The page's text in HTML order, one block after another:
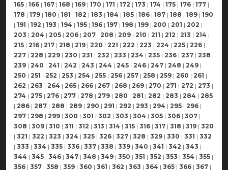
165 | 166 | 167 | 168 | 169 | 170 | 171 | 172 | 173 | 174 | 175 | 176 | 177 |
178 | 179 | 180 | 181 | 182 | 183 | 184 | 185 | 186 | 187 | 188 | 189 | 190
| 191 | 192 | 193 | 194 | 195 | 196 | 197 | 198 | 199 | 200 | 201 | 202 |
203 | 204 | 205 | 206 | 207 | 208 | 209 | 210 | 211 | 212 | 213 | 214 |
215 | 216 | 217 | 218 | 219 | 220 | 221 | 222 | 223 | 224 | 225 | 226 |
227 | 228 | 229 | 230 | 231 | 232 | 233 | 234 | 235 | 236 | 237 | 238 |
239 | 240 | 241 | 242 | 243 | 244 | 245 | 246 | 247 | 248 | 249 |
250 | 251 | 252 | 253 | 254 | 255 | 256 | 257 | 258 | 259 | 260 | 261 |
262 | 263 | 264 | 265 | 266 | 267 | 268 | 269 | 270 | 271 | 272 | 273 |
274 | 275 | 276 | 277 | 278 | 279 | 280 | 281 | 282 | 283 | 284 | 285
| 286 | 287 | 288 | 289 | 290 | 291 | 292 | 293 | 294 | 295 | 296 |
297 | 298 | 299 | 300 | 301 | 302 | 303 | 304 | 305 | 306 | 307 |
308 | 309 | 310 | 311 | 312 | 313 | 314 | 315 | 316 | 317 | 318 | 319 | 320
| 321 | 322 | 323 | 324 | 325 | 326 | 327 | 328 | 329 | 330 | 331 | 332
| 333 | 334 | 335 | 336 | 337 | 338 | 339 | 340 | 341 | 342 | 343 |
344 | 345 | 346 | 347 | 348 | 349 | 350 | 351 | 352 | 353 | 354 | 355 |
356 | 357 | 358 | 359 | 360 | 361 | 362 | 363 | 364 | 365 | 366 | 367 |